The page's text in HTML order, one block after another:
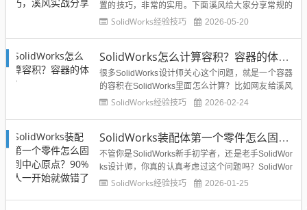
置的技巧，非常的实用。下面溪风给大家分享常规的
移动调整和快速移动调整的方法。常规操作：我们需
用找虚线框了，直接任意视图位置移动即可，非常快
速简便。...
SolidWorks经验技巧 2026-05-20
SolidWorks怎么计算容积？容器的体积？
很多SolidWorks设计师关心这个问题，就是一个容器
的容积在SolidWorks里面怎么计算？比如网友给溪风
提供的这个罐体，想要计算内部的容积...
SolidWorks经验技巧 2026-02-24
SolidWorks装配体第一个零件怎么固定到中心原点？90%的人一开始就做错了
不管你是SolidWorks新手初学者，还是老手SolidWor
ks设计师，你真的认真考虑过这个问题吗？SolidWor
ks装配体插入第一个零件怎么固定到中心原点？还是
SolidWorks经验技巧 2026-01-25